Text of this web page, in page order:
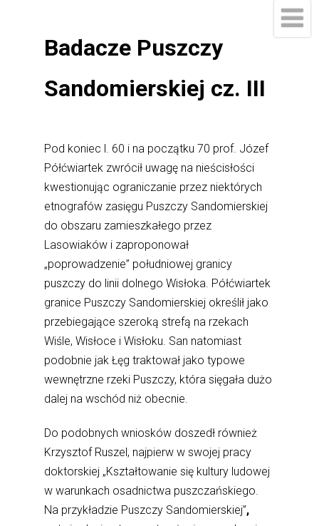
Badacze Puszczy
Sandomierskiej cz. III
Pod koniec l. 60 i na początku 70 prof. Józef
Półćwiartek zwrócił uwagę na nieścisłości
kwestionując ograniczanie przez niektórych
etnografów zasięgu Puszczy Sandomierskiej
do obszaru zamieszkałego przez
Lasowiaków i zaproponował
„poprowadzenie” południowej granicy
puszczy do linii dolnego Wisłoka. Półćwiartek
granice Puszczy Sandomierskiej określił jako
przebiegające szeroką strefą na rzekach
Wiśle, Wisłoce i Wisłoku. San natomiast
podobnie jak Łęg traktował jako typowe
wewnętrzne rzeki Puszczy, która sięgała dużo
dalej na wschód niż obecnie.
Do podobnych wniosków doszedł również
Krzysztof Ruszel, najpierw w swojej pracy
doktorskiej „Kształtowanie się kultury ludowej
w warunkach osadnictwa puszczańskiego.
Na przykładzie Puszczy Sandomierskiej”,